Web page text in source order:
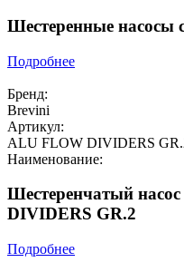
Шестеренные насосы
Подробнее
Бренд:
Brevini
Артикул:
ALU FLOW DIVIDERS
Наименование:
Шестеренчатый
DIVIDERS GR.2
Подробнее